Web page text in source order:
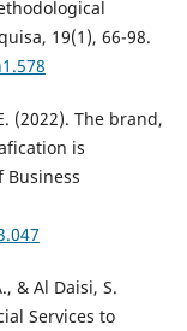
19(1), 66-98.
(2022). The brand,
is
& Al Daisi, S.
Services to